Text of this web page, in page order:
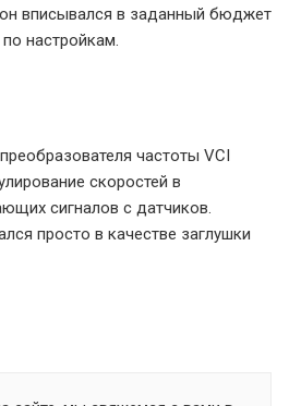
он вписывался в заданный бюджет
настройкам.
частоты VCI
скоростей в
сигналов с датчиков.
просто в качестве заглушки